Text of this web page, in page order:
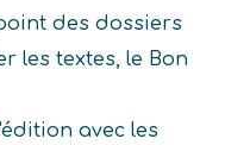
des dossiers
les textes, le Bon
avec les